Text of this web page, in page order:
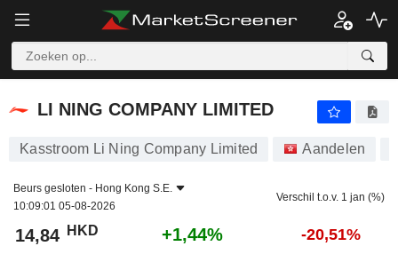
LI NING COMPANY LIMITED
LI NING COMPANY LIMITED
Kasstroom Li Ning Company Limited Aandelen
Beurs gesloten - Hong Kong S.E.
10:09:01 05-08-2026
Verschil t.o.v. 1 jan (%)
14,84 HKD +1,44% -20,51%